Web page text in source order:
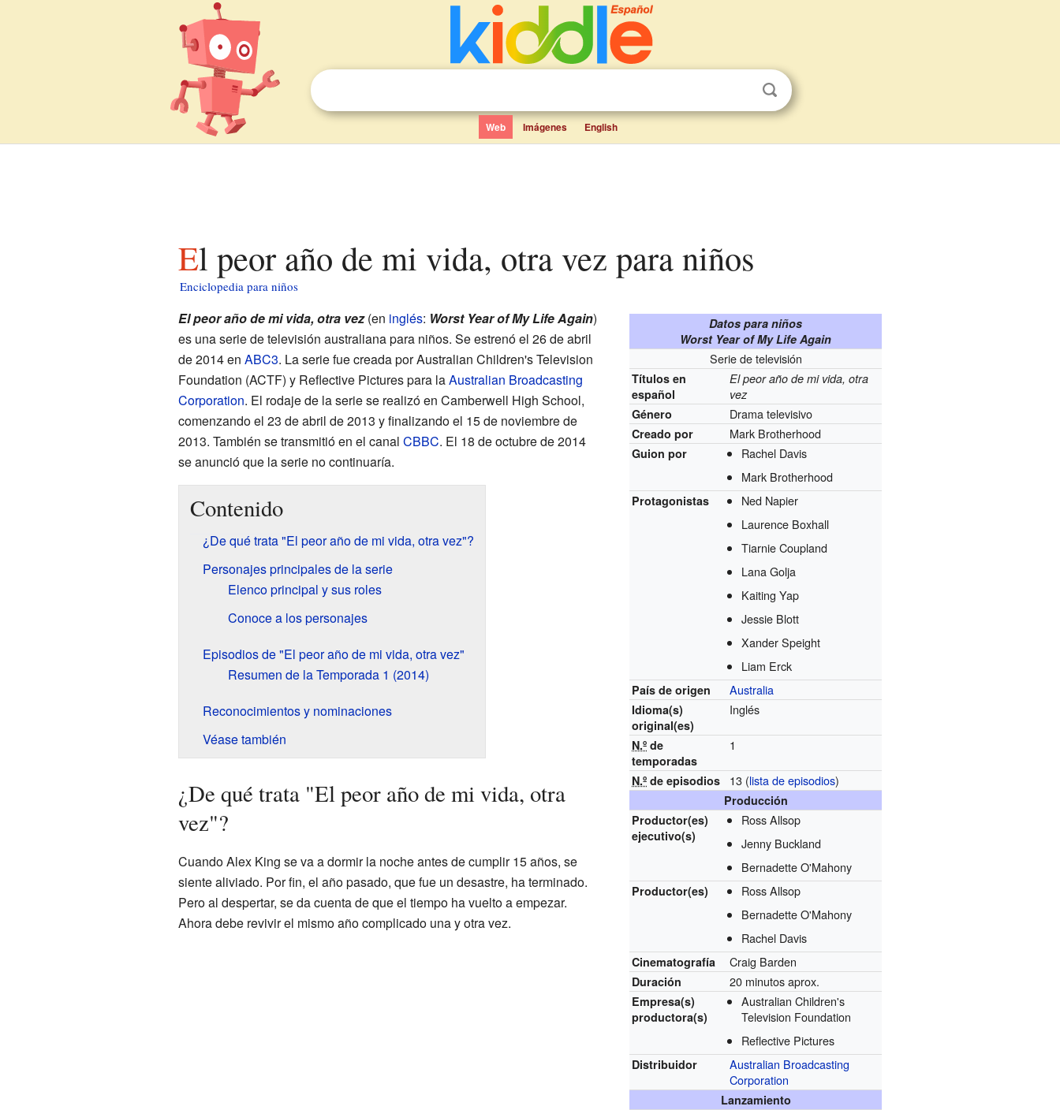
Web Imágenes English
El peor año de mi vida, otra vez para niños
Enciclopedia para niños
Datos para niños
Worst Year of My Life Again
Serie de televisión
Títulos en
español
El peor año de mi vida, otra
vez
Género
Drama televisivo
Creado por Mark Brotherhood
Guion por
Rachel Davis
Mark Brotherhood
Protagonistas
Ned Napier
Laurence Boxhall
Tiarnie Coupland
Lana Golja
Kaiting Yap
Jessie Blott
Xander Speight
Liam Erck
País de origen Australia
Idioma(s)
original(es)
Inglés
N.º de
temporadas
1
N.º de episodios 13 (lista de episodios)
Producción
Productor(es)
ejecutivo(s)
Ross Allsop
Jenny Buckland
Bernadette O'Mahony
Productor(es)
Ross Allsop
Bernadette O'Mahony
Rachel Davis
Cinematografía Craig Barden
Duración 20 minutos aprox.
Empresa(s)
productora(s)
Australian Children's
Television Foundation
Reflective Pictures
Distribuidor
Australian Broadcasting
Corporation
Lanzamiento
El peor año de mi vida, otra vez(en inglés: Worst Year of My Life Again)
es una serie de televisión australiana para niños. Se estrenó el 26 de abril
de 2014 en ABC3. La serie fue creada por Australian Children's Television
Foundation (ACTF) y Reflective Pictures para laAustralian Broadcasting
Corporation. El rodaje de la serie se realizó en Camberwell High School,
comenzando el 23 de abril de 2013 y finalizando el 15 de noviembre de
2013. También se transmitió en el canal CBBC. El 18 de octubre de 2014
se anunció que la serie no continuaría.
Contenido
¿De qué trata "El peor año de mi vida, otra vez"?
Personajes principales de la serie
Elenco principal y sus roles
Conoce a los personajes
Episodios de "El peor año de mi vida, otra vez"
Resumen de la Temporada 1 (2014)
Reconocimientos y nominaciones
Véase también
¿De qué trata "El peor año de mi vida, otra
vez"?
Cuando Alex King se va a dormir la noche antes de cumplir 15 años, se
siente aliviado. Por fin, el año pasado, que fue un desastre, ha terminado.
Pero al despertar, se da cuenta de que el tiempo ha vuelto a empezar.
Ahora debe revivir el mismo año complicado una y otra vez.